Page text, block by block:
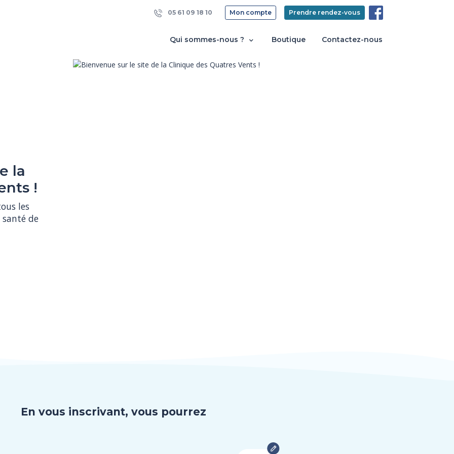
Qui sommes-nous ? Boutique Contactez-nous
05 61 09 18 10 Mon compte Prendre rendez-vous
la
!
les
de
!
votre
vous sur
de
vous
En vous inscrivant, vous pourrez